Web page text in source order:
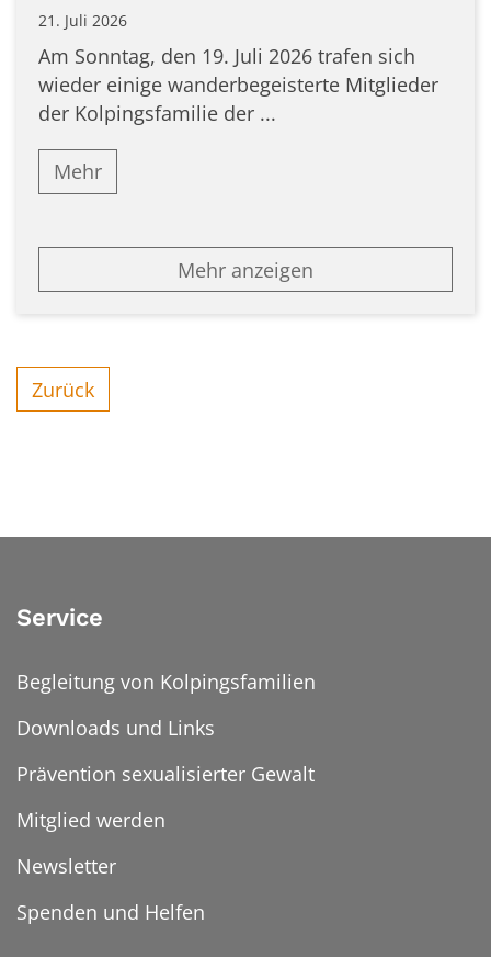
21. Juli 2026
Am Sonntag, den 19. Juli 2026 trafen sich
wieder einige wanderbegeisterte Mitglieder
der Kolpingsfamilie der ...
Mehr
Mehr anzeigen
Zurück
Service
Begleitung von Kolpingsfamilien
Downloads und Links
Prävention sexualisierter Gewalt
Mitglied werden
Newsletter
Spenden und Helfen